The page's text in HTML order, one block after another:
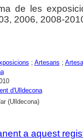
de les
2006, 2008-
; Artesans ;
d'Ulldecona
(Ulldecona)
a aquest